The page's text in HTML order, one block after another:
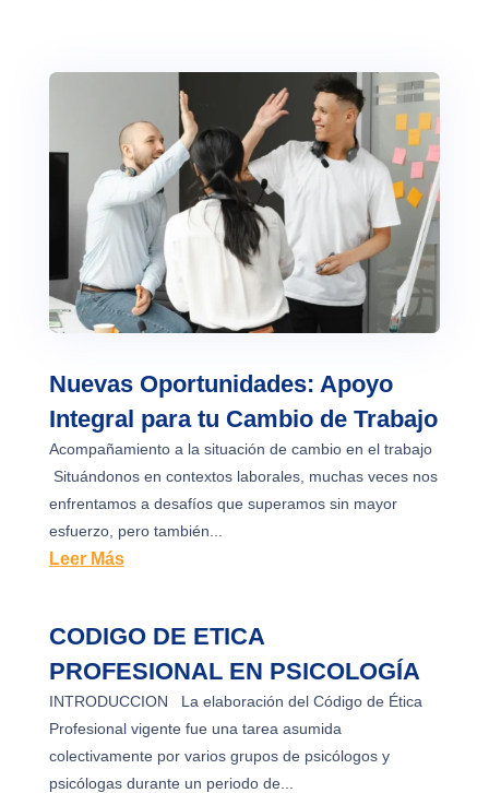
Nuevas Oportunidades: Apoyo
Integral para tu Cambio de Trabajo
Acompañamiento a la situación de cambio en el trabajo
Situándonos en contextos laborales, muchas veces nos
enfrentamos a desafíos que superamos sin mayor
esfuerzo, pero también...
Leer Más
CODIGO DE ETICA
PROFESIONAL EN PSICOLOGÍA
INTRODUCCION La elaboración del Código de Ética
Profesional vigente fue una tarea asumida
colectivamente por varios grupos de psicólogos y
psicólogas durante un periodo de...